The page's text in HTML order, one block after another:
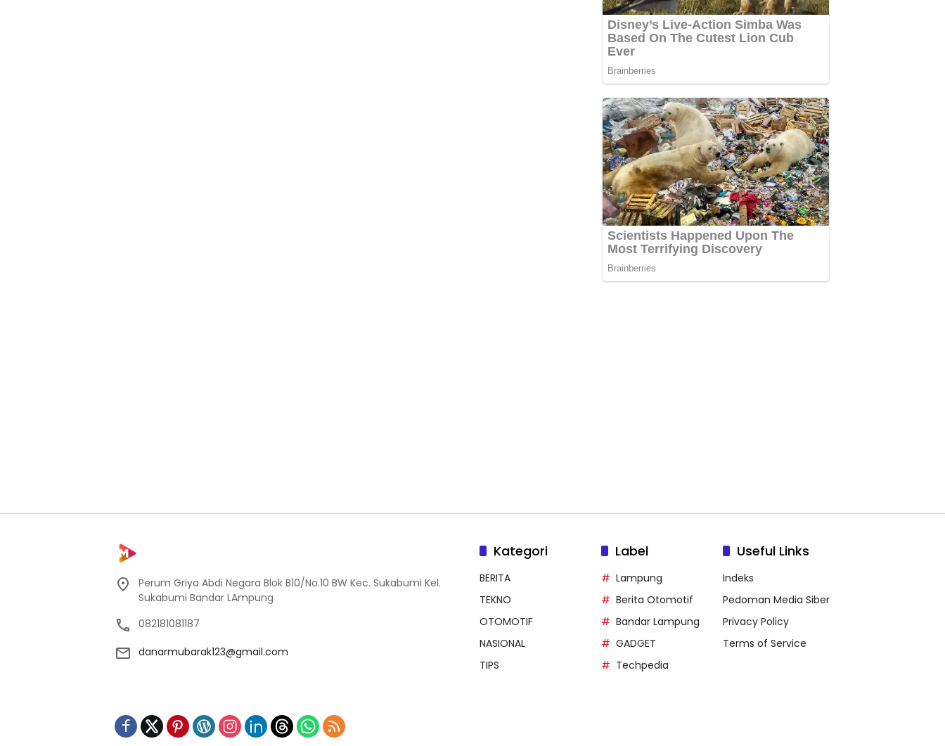
Perum Griya Abdi Negara Blok B10/No.10 BW Kec. Sukabumi Kel.
Sukabumi Bandar LAmpung
082181081187
danarmubarak123@gmail.com
Kategori
BERITA
TEKNO
OTOMOTIF
NASIONAL
TIPS
Label
Lampung
Berita Otomotif
Bandar Lampung
GADGET
Techpedia
Useful Links
Indeks
Pedoman Media Siber
Privacy Policy
Terms of Service